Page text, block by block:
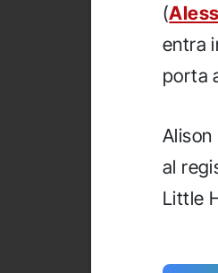
(
entra
porta
al
Little